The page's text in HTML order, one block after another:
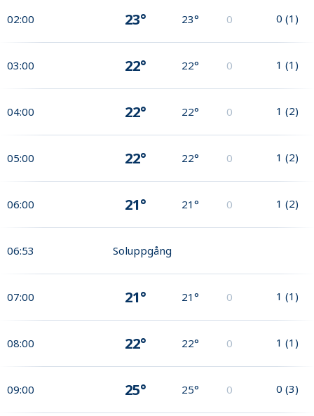
02:00 23° 23° 0 0 (1)
03:00 22° 22° 0 1 (1)
04:00 22° 22° 0 1 (2)
05:00 22° 22° 0 1 (2)
06:00 21° 21° 0 1 (2)
06:53 Soluppgång
07:00 21° 21° 0 1 (1)
08:00 22° 22° 0 1 (1)
09:00 25° 25° 0 0 (3)